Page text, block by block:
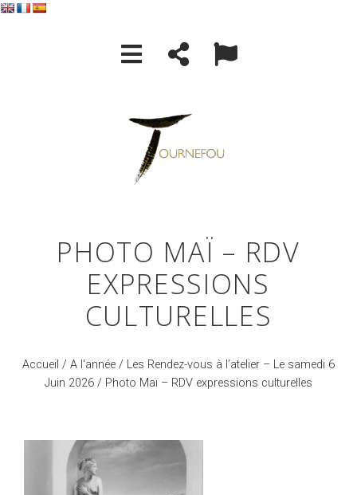
PHOTO MAÏ – RDV
EXPRESSIONS
CULTURELLES
Accueil / A l'année / Les Rendez-vous à l’atelier – Le samedi 6
Juin 2026 / Photo Maï – RDV expressions culturelles